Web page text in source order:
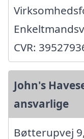
CVR:
John's
ansvarlige
Bøtterupvej